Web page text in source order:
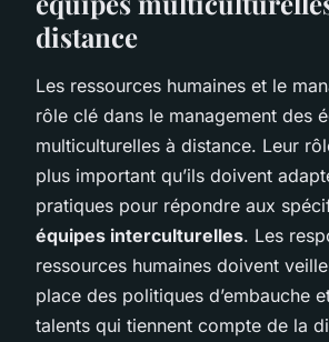
distance
Les ressources humaines et le
rôle clé dans le management des
multiculturelles à distance. Leur
plus important qu’ils doivent
pratiques pour répondre aux
équipes interculturelles. Les
ressources humaines doivent
place des politiques d’embauche
talents qui tiennent compte de la